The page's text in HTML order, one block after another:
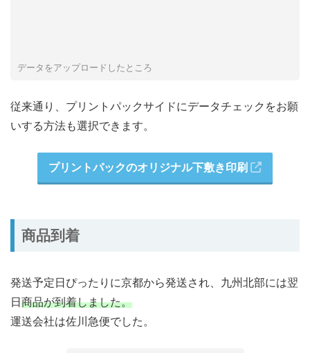
データをアップロードしたところ
従来通り、プリントパックサイドにデータチェックをお願
いする方法も選択できます。
プリントパックのオリジナル下敷き印刷
商品到着
発送予定日ぴったりに京都から発送され、九州北部には翌
日 商品が到着しました。
運送会社は佐川急便でした。